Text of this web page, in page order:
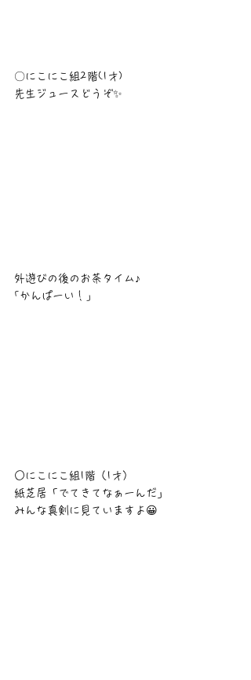
〇にこにこ組2階(1才)
先生ジュースどうぞ✨️
外遊びの後のお茶タイム♪
｢かんぱーい！｣
○にこにこ組1階（1才）
紙芝居「でてきてなぁーんだ」
みんな真剣に見ていますよ😀